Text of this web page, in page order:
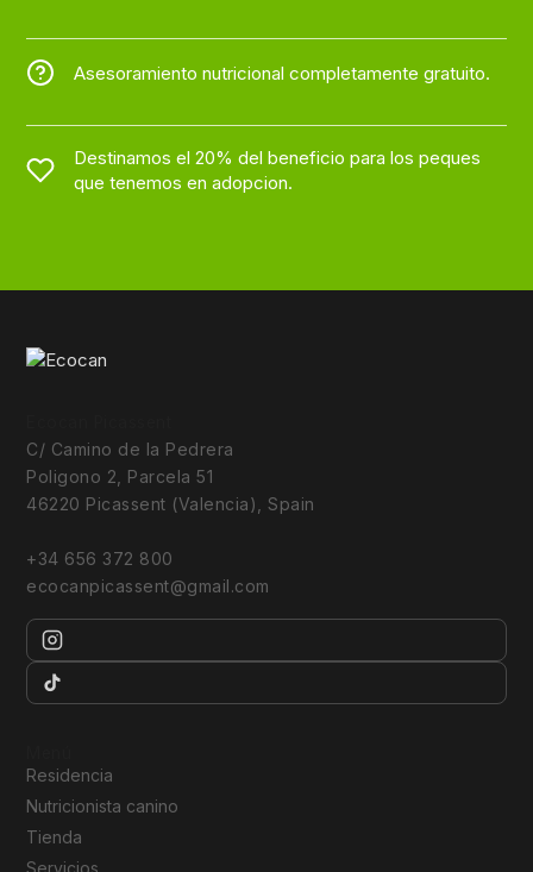
Asesoramiento nutricional completamente gratuito.
Destinamos el 20% del beneficio para los peques
que tenemos en adopcion.
C/ Camino de la Pedrera
Poligono 2, Parcela 51
46220 Picassent (Valencia), Spain
+34 656 372 800
ecocanpicassent@gmail.com
Residencia
Nutricionista canino
Tienda